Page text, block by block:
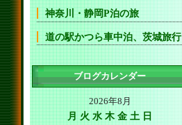
神奈川・静岡P泊の旅
道の駅かつら車中泊、茨城旅行
ブログカレンダー
2026年8月
月 火 水 木 金 土 日